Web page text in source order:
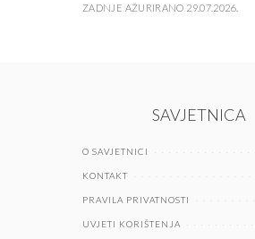
ZADNJE AŽURIRANO 29.07.2026.
SAVJETNICA
O SAVJETNICI
KONTAKT
PRAVILA PRIVATNOSTI
UVJETI KORIŠTENJA